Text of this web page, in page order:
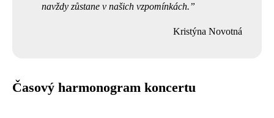
navždy zůstane v našich vzpomínkách.
Kristýna Novotná
Časový harmonogram koncertu